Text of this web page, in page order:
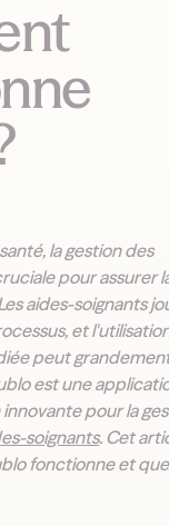
la gestion des
pour assurer
aides-soignants
et
peut
est une
pour la
soignants. Cet
fonctionne et